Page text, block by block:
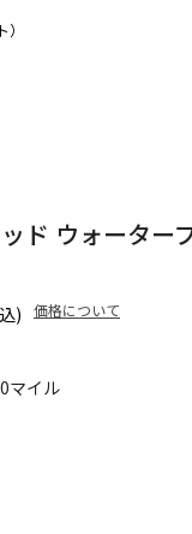
マイル
ド ウォーター
) 価格について